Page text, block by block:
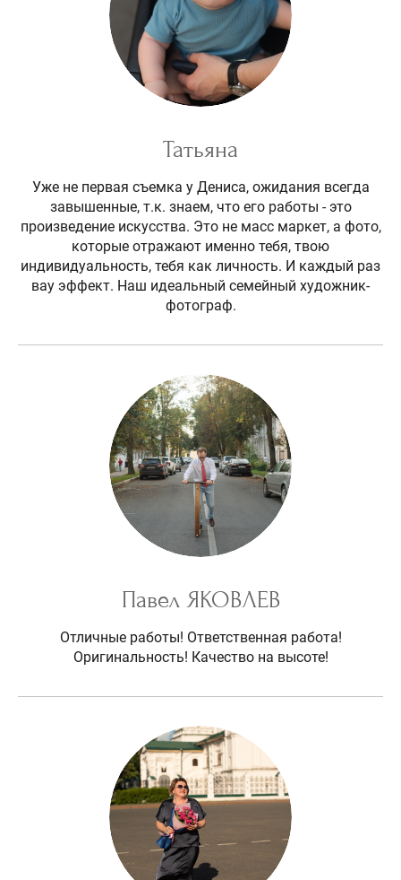
Татьяна
Уже не первая съемка у Дениса, ожидания всегда
завышенные, т.к. знаем, что его работы - это
произведение искусства. Это не масс маркет, а фото,
которые отражают именно тебя, твою
индивидуальность, тебя как личность. И каждый раз
вау эффект. Наш идеальный семейный художник-
фотограф.
Павел ЯКОВЛЕВ
Отличные работы! Ответственная работа!
Оригинальность! Качество на высоте!